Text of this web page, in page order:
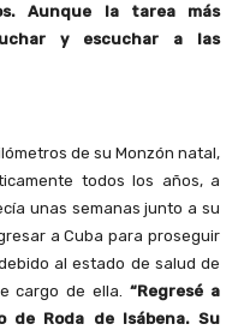
Aunque la tarea más
y escuchar a las
de su Monzón natal,
todos los años, a
unas semanas junto a su
a Cuba para proseguir
al estado de salud de
cargo de ella.“Regresé a
de Roda de Isábena. Su